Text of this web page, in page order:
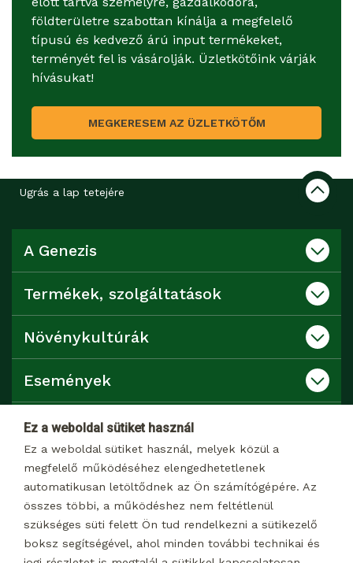
Ez a weboldal sütiket használ
Ez a weboldal sütiket használ, melyek közül a
megfelelő működéséhez elengedhetetlenek
automatikusan letöltődnek az Ön számítógépére. Az
összes többi, a működéshez nem feltétlenül
szükséges süti felett Ön tud rendelkezni a sütikezelő
boksz segítségével, ahol minden további technikai és
földterületre szabottan kínálja a megfelelő
típusú és kedvező árú input termékeket,
terményét fel is vásárolják. Üzletkötőink várják
hívásukat!
MEGKERESEM AZ ÜZLETKÖTŐM
Ugrás a lap tetejére
A Genezis
Termékek, szolgáltatások
Növénykultúrák
Események
Katalógusok
Kapcsolat
Dokumentumtár